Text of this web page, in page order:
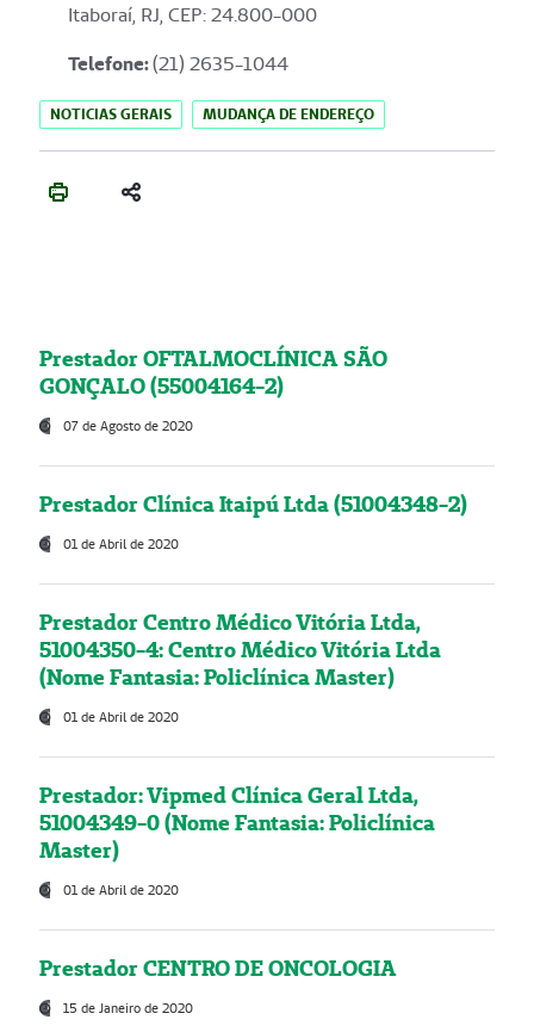
Itaboraí, RJ, CEP: 24.800-000
Telefone:(21) 2635-1044
NOTICIAS GERAIS MUDANÇA DE ENDEREÇO
Prestador OFTALMOCLÍNICA SÃO
GONÇALO (55004164-2)
07 de Agosto de 2020
Prestador Clínica Itaipú Ltda (51004348-2)
01 de Abril de 2020
Prestador Centro Médico Vitória Ltda,
51004350-4: Centro Médico Vitória Ltda
(Nome Fantasia: Policlínica Master)
01 de Abril de 2020
Prestador: Vipmed Clínica Geral Ltda,
51004349-0 (Nome Fantasia: Policlínica
Master)
01 de Abril de 2020
Prestador CENTRO DE ONCOLOGIA
15 de Janeiro de 2020